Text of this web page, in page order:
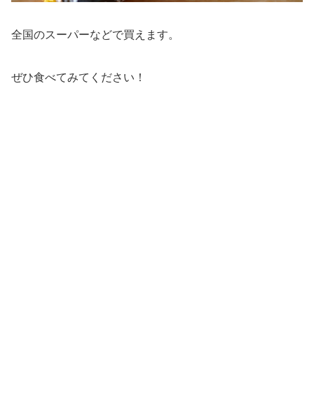
全国のスーパーなどで買えます。
ぜひ食べてみてください！